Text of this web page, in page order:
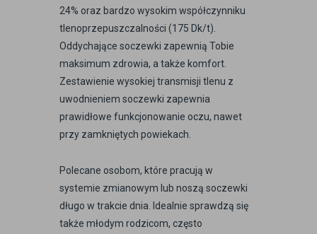
24% oraz bardzo wysokim współczynniku
tlenoprzepuszczalności (175 Dk/t).
Oddychające soczewki zapewnią Tobie
maksimum zdrowia, a także komfort.
Zestawienie wysokiej transmisji tlenu z
uwodnieniem soczewki zapewnia
prawidłowe funkcjonowanie oczu, nawet
przy zamkniętych powiekach.
Polecane osobom, które pracują w
systemie zmianowym lub noszą soczewki
długo w trakcie dnia. Idealnie sprawdzą się
także młodym rodzicom, często